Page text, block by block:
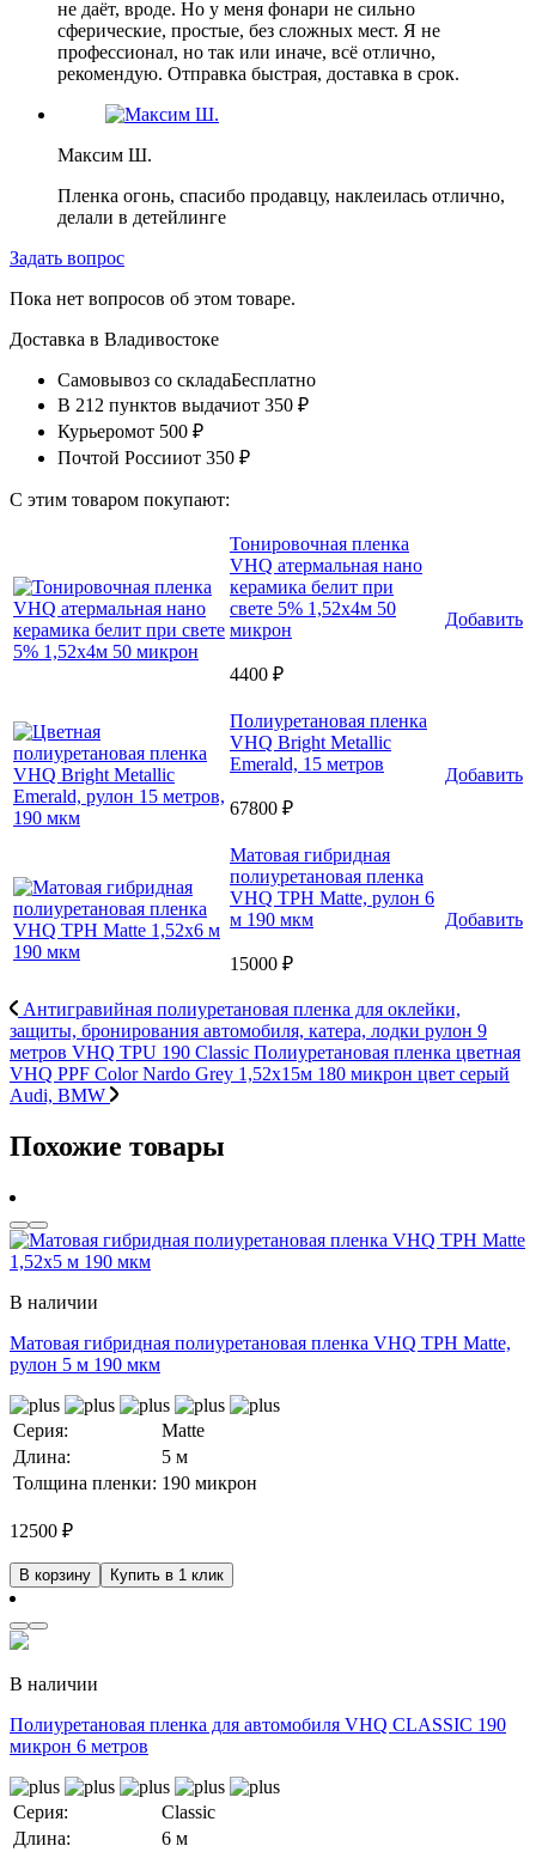
не даёт, вроде. Но у меня фонари не сильно
сферические, простые, без сложных мест. Я не
профессионал, но так или иначе, всё отлично,
рекомендую. Отправка быстрая, доставка в срок.
Максим Ш.
Пленка огонь, спасибо продавцу, наклеилась отлично,
делали в детейлинге
Задать вопрос
Пока нет вопросов об этом товаре.
Доставка в Владивостоке
Самовывоз со складаБесплатно
В 212 пунктов выдачиот 350 ₽
Курьеромот 500 ₽
Почтой Россииот 350 ₽
С этим товаром покупают:
Тонировочная пленка
VHQ атермальная нано
керамика белит при
свете 5% 1,52x4м 50
микрон
4400 ₽
Добавить
Полиуретановая пленка
VHQ Bright Metallic
Emerald, 15 метров
67800 ₽
Добавить
Матовая гибридная
полиуретановая пленка
VHQ TPH Matte, рулон 6
м 190 мкм
15000 ₽
Добавить
Антигравийная полиуретановая пленка для оклейки,
защиты, бронирования автомобиля, катера, лодки рулон 9
метров VHQ TPU 190 Classic Полиуретановая пленка цветная
VHQ PPF Color Nardo Grey 1,52х15м 180 микрон цвет серый
Audi, BMW
Похожие товары
В наличии
Матовая гибридная полиуретановая пленка VHQ TPH Matte,
рулон 5 м 190 мкм
Серия:
Matte
Длина:
5 м
Толщина пленки: 190 микрон
12500 ₽
В корзину Купить в 1 клик
В наличии
Полиуретановая пленка для автомобиля VHQ CLASSIC 190
микрон 6 метров
Серия:
Classic
Длина:
6 м